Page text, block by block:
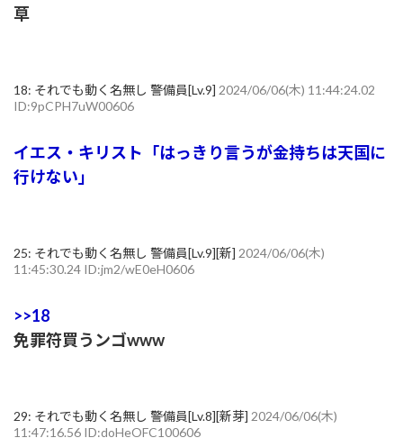
草
18: それでも動く名無し 警備員[Lv.9] 2024/06/06(木) 11:44:24.02
ID:9pCPH7uW00606
イエス・キリスト「はっきり言うが金持ちは天国に
行けない」
25: それでも動く名無し 警備員[Lv.9][新] 2024/06/06(木)
11:45:30.24 ID:jm2/wE0eH0606
>>18
免罪符買うンゴwww
29: それでも動く名無し 警備員[Lv.8][新芽] 2024/06/06(木)
11:47:16.56 ID:doHeOFC100606